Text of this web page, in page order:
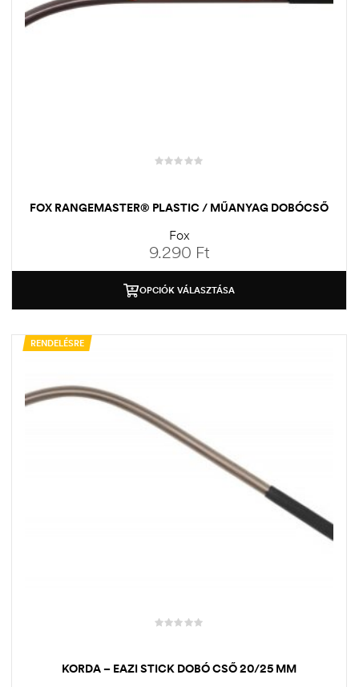
FOX RANGEMASTER® PLASTIC / MŰANYAG DOBÓCSŐ
Fox
9.290 Ft
OPCIÓK VÁLASZTÁSA
RENDELÉSRE
KORDA – EAZI STICK DOBÓ CSŐ 20/25 MM